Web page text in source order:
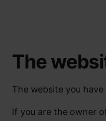
The
The website you
If you are the owner